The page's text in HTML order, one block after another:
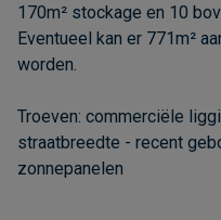
170m² stockage en 10
Eventueel kan er 771m²
worden.
Troeven: commerciële
straatbreedte - recent
zonnepanelen